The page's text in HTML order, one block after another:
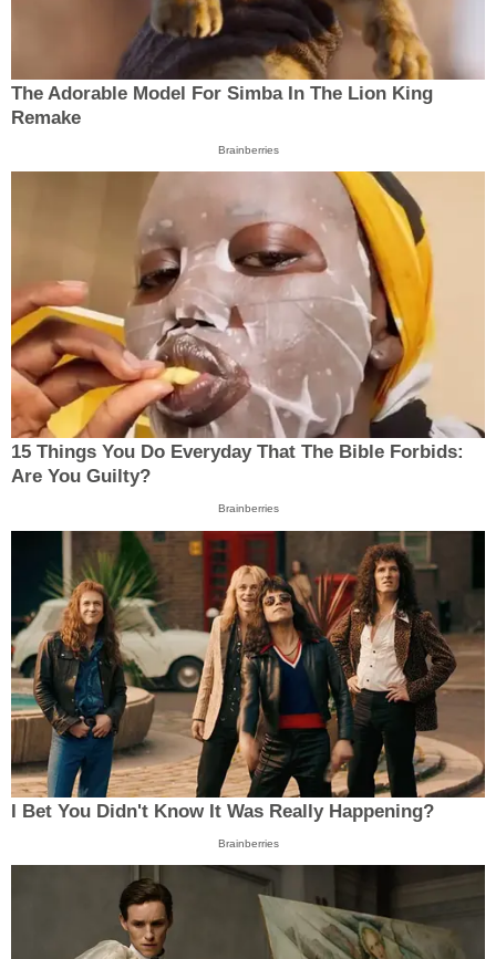
The Adorable Model For Simba In The Lion King
Remake
Brainberries
15 Things You Do Everyday That The Bible Forbids:
Are You Guilty?
Brainberries
I Bet You Didn't Know It Was Really Happening?
Brainberries